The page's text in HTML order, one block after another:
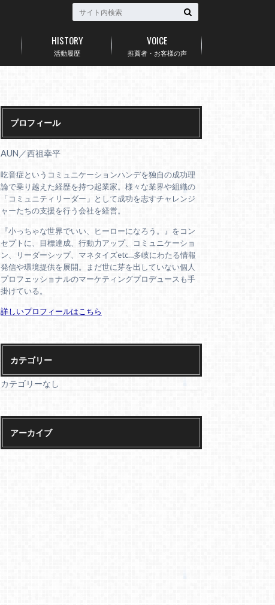
活動履歴
HISTORY
推薦者・お客様の声
VOICE
プロフィール
AUN／西祖幸平
吃音症というコミュニケーションハンデを独自の成功理
論で乗り越えた経歴を持つ起業家。様々な業界や組織の
「コミュニティリーダー」として成功を志すチャレンジ
ャーたちの支援を行う会社を経営。
『小っちゃな世界でいい、ヒーローになろう。』をコン
セプトに、目標達成、行動力アップ、コミュニケーショ
ン、リーダーシップ、マネタイズetc…多岐にわたる情報
発信や環境提供を展開。まだ世に芽を出していない個人
プロフェッショナルのマーケティングプロデュースも手
掛けている。
詳しいプロフィールはこちら
カテゴリー
カテゴリーなし
アーカイブ